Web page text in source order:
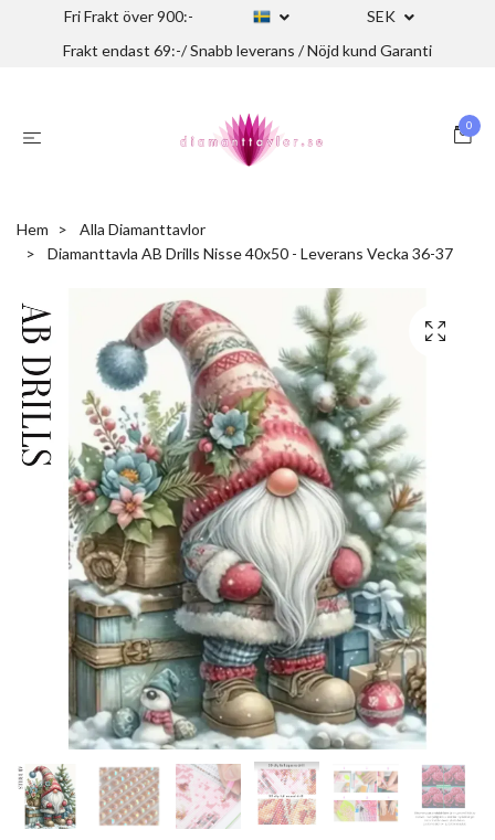
Fri Frakt över 900:-
SEK
Frakt endast 69:-/ Snabb leverans / Nöjd kund Garanti
0
Hem
Alla Diamanttavlor
Diamanttavla AB Drills Nisse 40x50 - Leverans Vecka 36-37